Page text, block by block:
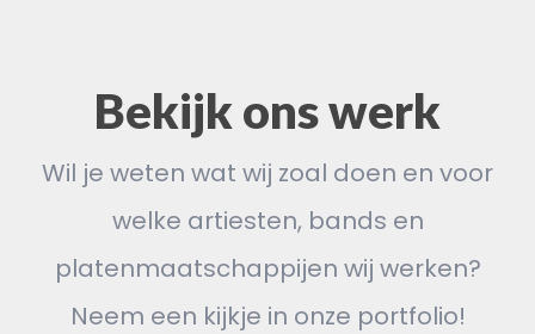
Bekijk ons werk
Wil je weten wat wij zoal doen en voor
welke artiesten, bands en
platenmaatschappijen wij werken?
Neem een kijkje in onze portfolio!